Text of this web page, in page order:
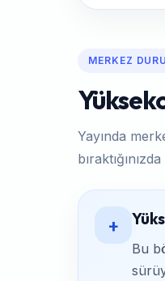
MERKEZ
Yayında
+
Bu